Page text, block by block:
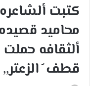
كتبت
محاميد
ألثقافه
قطف َ الزعتر,,